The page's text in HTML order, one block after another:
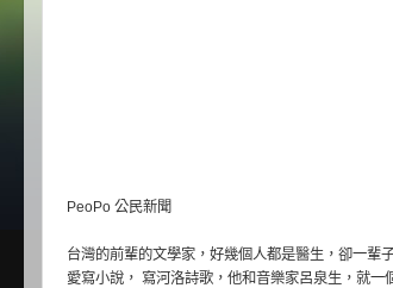
PeoPo 公民新聞
台灣的前輩的文學家，好幾個人都是醫生，卻一輩
愛寫小說， 寫河洛詩歌，他和音樂家呂泉生，就